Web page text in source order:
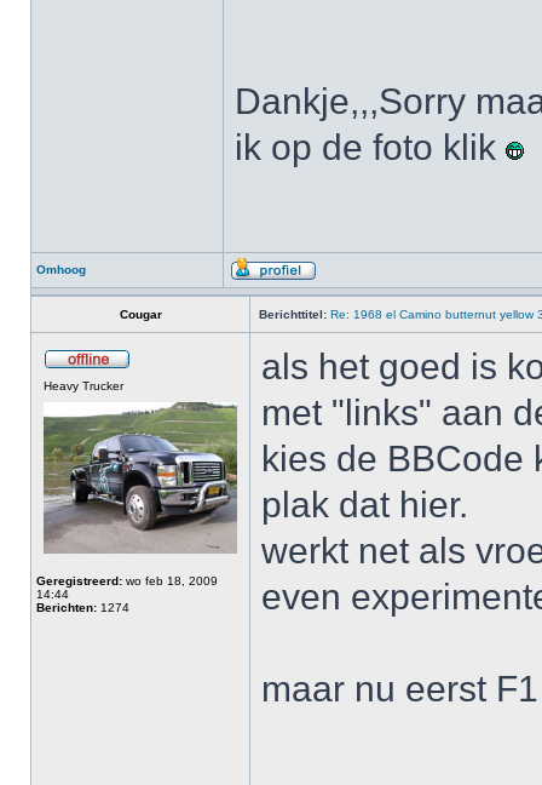
Dankje,,,Sorry
ik op de foto klik
Omhoog
Cougar Berichttitel: Re: 1968 el Camino butternut yellow
Heavy Trucker
Geregistreerd: wo feb 18, 2009
14:44
Berichten: 1274
als het goed is
met "links" aan
kies de BBCode
plak dat hier.
werkt net als
even
maar nu eerst